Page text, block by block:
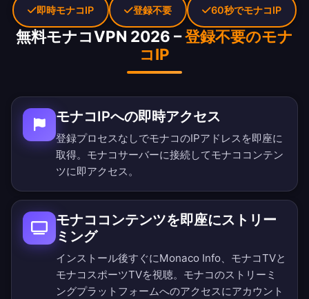
無料モナコVPN 2026 –登録不要のモナ
コIP
モナコIPへの即時アクセス
登録プロセスなしでモナコのIPアドレスを即座に
取得。モナコサーバーに接続してモナココンテン
ツに即アクセス。
モナココンテンツを即座にストリー
ミング
インストール後すぐにMonaco Info、モナコTVと
モナコスポーツTVを視聴。モナコのストリーミ
ングプラットフォームへのアクセスにアカウント
即時モナコIP 登録不要 60秒でモナコIP